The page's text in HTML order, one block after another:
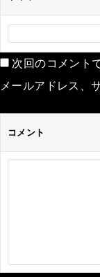
次回のコメント
メールアドレス、
コメント